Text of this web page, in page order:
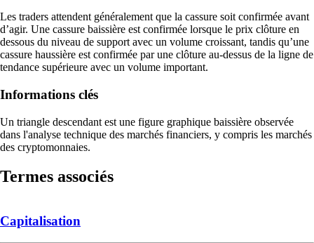
Les traders attendent généralement que la cassure soit confirmée avant
d’agir. Une cassure baissière est confirmée lorsque le prix clôture en
dessous du niveau de support avec un volume croissant, tandis qu’une
cassure haussière est confirmée par une clôture au-dessus de la ligne de
tendance supérieure avec un volume important.
Informations clés
Un triangle descendant est une figure graphique baissière observée
dans l'analyse technique des marchés financiers, y compris les marchés
des cryptomonnaies.
Termes associés
Capitalisation